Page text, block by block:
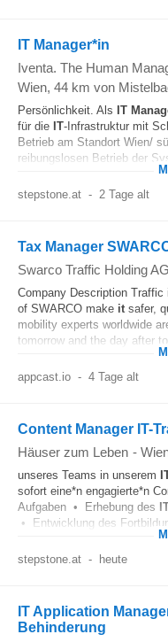
IT Manager*in
Iventa. The Human
Wien, 44 km von
Persönlichkeit. Als IT
für die IT-Infrastruktur mit
Betrieb am Standort Wien/
reibungslosen Betrieb der
stepstone.at - 2 Tage alt
Tax Manager
Swarco Traffic Holding AG
Company Description
of SWARCO make it safer,
mobility experts worldwide
tomorrow and the day after
appcast.io - 4 Tage alt
Content Manager IT-
Häuser zum Leben -
unseres Teams in unserem
sofort eine*n engagierte*n
Aufgaben • Erhebung des
• Entwicklung des
stepstone.at - heute
IT Application
Behinderung